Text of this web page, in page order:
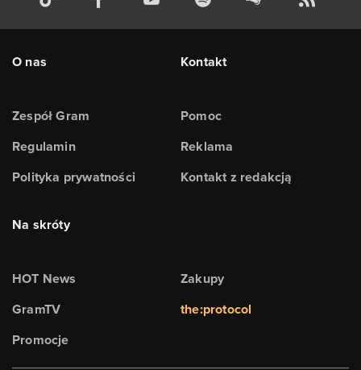
O nas
Zespół Gram
Regulamin
Polityka prywatności
Kontakt
Pomoc
Reklama
Kontakt z redakcją
Na skróty
HOT News
GramTV
Promocje
Zakupy
the:protocol